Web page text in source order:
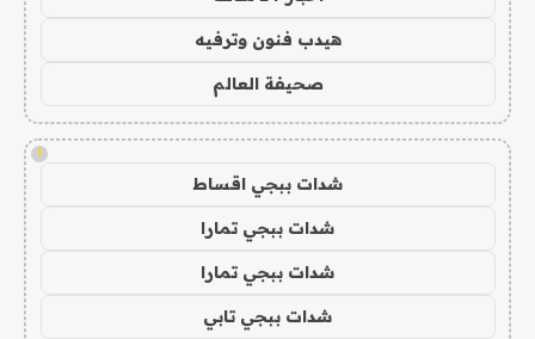
هيدب فنون وترفيه
صحيفة العالم
!
شدات ببجي اقساط
شدات ببجي تمارا
شدات ببجي تمارا
شدات ببجي تابي